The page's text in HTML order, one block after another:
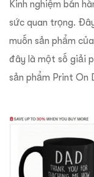
Kinh nghiệm bán
sức quan trọng.
muốn sản phẩm
đây là một số giải
sản phẩm Print On